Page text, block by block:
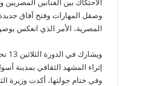
الاحتكاك بين الفنانين
وصقل المهارات وفتح آفاق جديدة
المصرية، الأمر الذي انعكس
إثراء المشهد الثقافي بمدينة
وفي ختام جولتها، أكدت وزيرة